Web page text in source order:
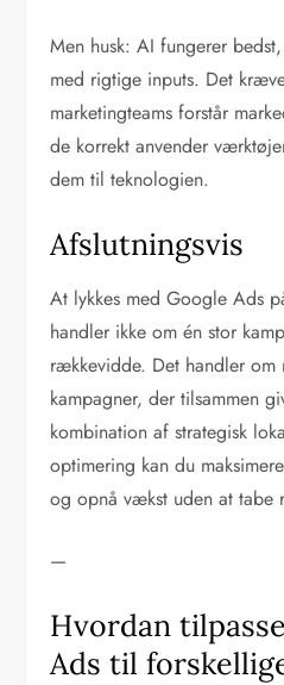
Men husk: AI fungerer
med rigtige inputs. Det
marketingteams forstår
de korrekt anvender
dem til teknologien.
Afslutningsvis
At lykkes med Google Ads
handler ikke om én stor
rækkevidde. Det handler
kampagner, der tilsammen
kombination af strategisk
optimering kan du
og opnå vækst uden at tabe
—
Hvordan
Ads til